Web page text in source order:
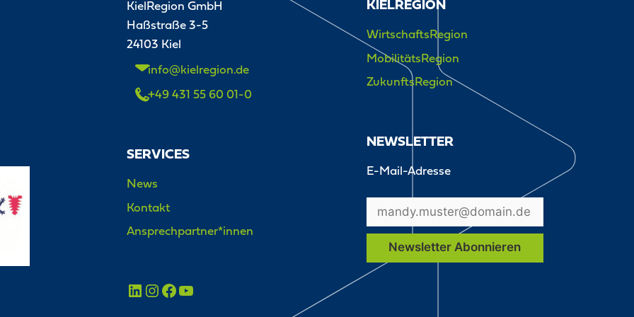
KielRegion GmbH
Haßstraße 3-5
24103 Kiel
info@kielregion.de
+49 431 55 60 01-0
SERVICES
News
Kontakt
Ansprechpartner*innen
KIELREGION
WirtschaftsRegion
MobilitätsRegion
ZukunftsRegion
NEWSLETTER
E-Mail-Adresse